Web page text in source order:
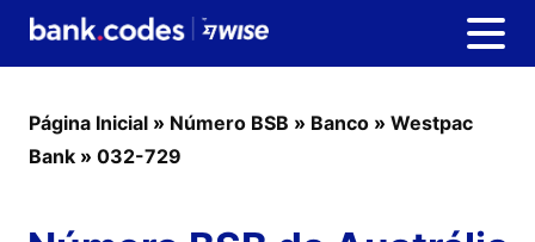
Página Inicial » Número BSB » Banco » Westpac
Bank » 032-729